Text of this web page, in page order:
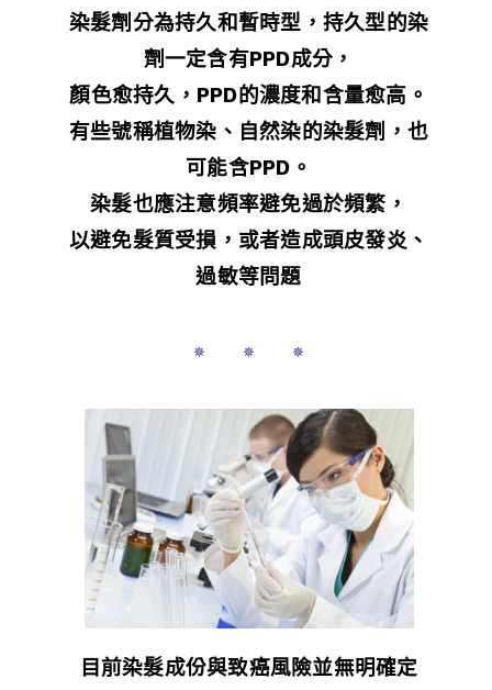
染髮劑分為持久和暫時型，持久型的染
劑一定含有PPD成分，
顏色愈持久，PPD的濃度和含量愈高。
有些號稱植物染、自然染的染髮劑，也
可能含PPD。
染髮也應注意頻率避免過於頻繁，
以避免髮質受損，或者造成頭皮發炎、
過敏等問題
✵ ✵ ✵
目前染髮成份與致癌風險並無明確定